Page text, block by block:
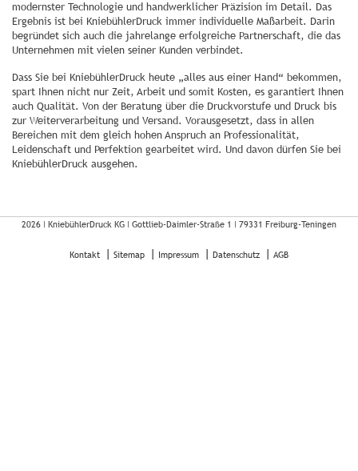
modernster Technologie und handwerklicher Präzision im Detail. Das
Ergebnis ist bei KniebühlerDruck immer individuelle Maßarbeit. Darin
begründet sich auch die jahrelange erfolgreiche Partnerschaft, die das
Unternehmen mit vielen seiner Kunden verbindet.
Dass Sie bei KniebühlerDruck heute „alles aus einer Hand“ bekommen,
spart Ihnen nicht nur Zeit, Arbeit und somit Kosten, es garantiert Ihnen
auch Qualität. Von der Beratung über die Druckvorstufe und Druck bis
zur Weiterverarbeitung und Versand. Vorausgesetzt, dass in allen
Bereichen mit dem gleich hohen Anspruch an Professionalität,
Leidenschaft und Perfektion gearbeitet wird. Und davon dürfen Sie bei
KniebühlerDruck ausgehen.
2026 ǀ KniebühlerDruck KG ǀ Gottlieb-Daimler-Straße 1 ǀ 79331 Freiburg-Teningen
Kontakt Sitemap Impressum Datenschutz AGB